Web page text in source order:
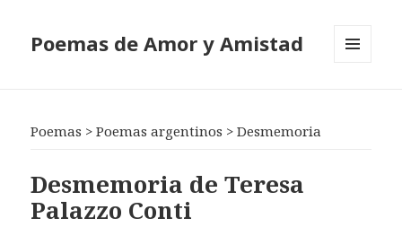
Poemas de Amor y Amistad
Poemas >Poemas argentinos >Desmemoria
Desmemoria de Teresa
Palazzo Conti